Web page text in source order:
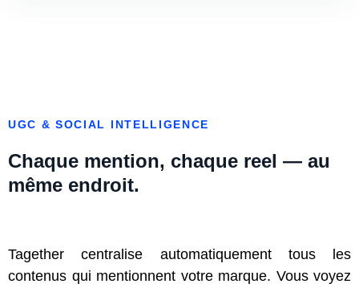
UGC & SOCIAL INTELLIGENCE
Chaque mention, chaque reel — au
même endroit.
Tagether centralise automatiquement tous les
contenus qui mentionnent votre marque. Vous voyez